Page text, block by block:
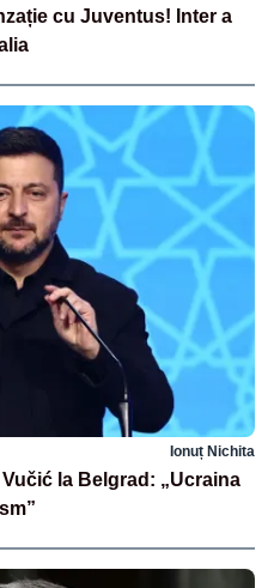
cu Juventus! Inter a
Ionuț Nichita
la Belgrad: „Ucraina